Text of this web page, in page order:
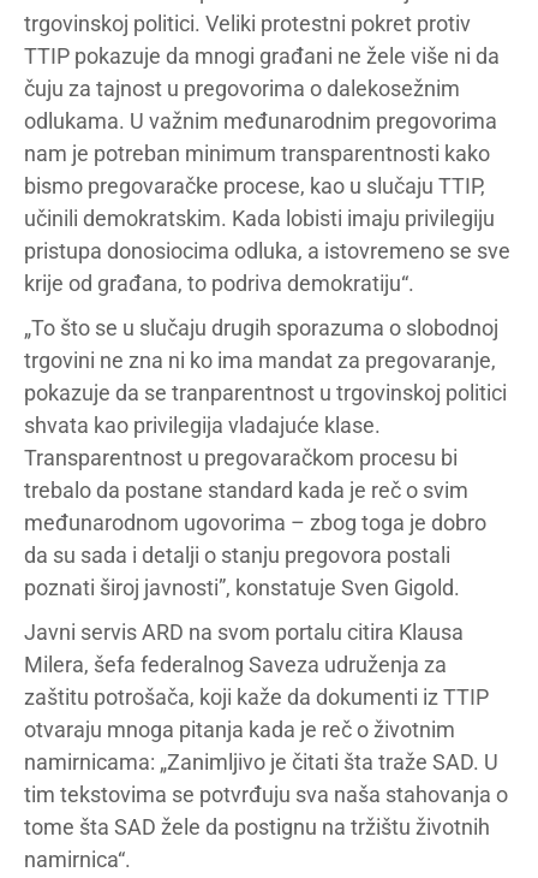
trgovinskoj politici. Veliki protestni pokret protiv
TTIP pokazuje da mnogi građani ne žele više ni da
čuju za tajnost u pregovorima o dalekosežnim
odlukama. U važnim međunarodnim pregovorima
nam je potreban minimum transparentnosti kako
bismo pregovaračke procese, kao u slučaju TTIP,
učinili demokratskim. Kada lobisti imaju privilegiju
pristupa donosiocima odluka, a istovremeno se sve
krije od građana, to podriva demokratiju“.
„To što se u slučaju drugih sporazuma o slobodnoj
trgovini ne zna ni ko ima mandat za pregovaranje,
pokazuje da se tranparentnost u trgovinskoj politici
shvata kao privilegija vladajuće klase.
Transparentnost u pregovaračkom procesu bi
trebalo da postane standard kada je reč o svim
međunarodnom ugovorima – zbog toga je dobro
da su sada i detalji o stanju pregovora postali
poznati široj javnosti”, konstatuje Sven Gigold.
Javni servis ARD na svom portalu citira Klausa
Milera, šefa federalnog Saveza udruženja za
zaštitu potrošača, koji kaže da dokumenti iz TTIP
otvaraju mnoga pitanja kada je reč o životnim
namirnicama: „Zanimljivo je čitati šta traže SAD. U
tim tekstovima se potvrđuju sva naša stahovanja o
tome šta SAD žele da postignu na tržištu životnih
namirnica“.